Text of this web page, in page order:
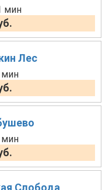
мин
Лес
мин
мин
Слобода